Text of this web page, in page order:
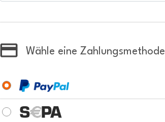
Wähle eine Zahlungsmethode